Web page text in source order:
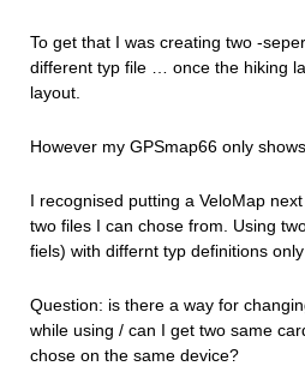
To get that I was creating two -
different typ file … once the hiking
layout.
However my GPSmap66 only
I recognised putting a VeloMap
two files I can chose from. Using
fiels) with differnt typ definitions
Question: is there a way for
while using / can I get two same
chose on the same device?